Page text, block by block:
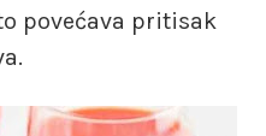
povećava pritisak